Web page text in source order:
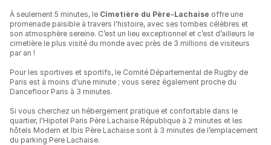
À seulement 5 minutes, le Cimetière du Père-Lachaise offre une
promenade paisible à travers l'histoire, avec ses tombes célèbres et
son atmosphère sereine. C’est un lieu exceptionnel et c’est d’ailleurs le
cimetière le plus visité du monde avec près de 3 millions de visiteurs
par an !
Pour les sportives et sportifs, le Comité Départemental de Rugby de
Paris est à moins d'une minute ; vous serez également proche du
Dancefloor Paris à 3 minutes.
Si vous cherchez un hébergement pratique et confortable dans le
quartier, l'Hipotel Paris Père Lachaise République à 2 minutes et les
hôtels Modern et Ibis Père Lachaise sont à 3 minutes de l’emplacement
du parking Pere Lachaise.